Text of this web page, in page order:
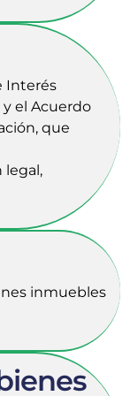
Interés
el Acuerdo
que
legal,
inmuebles